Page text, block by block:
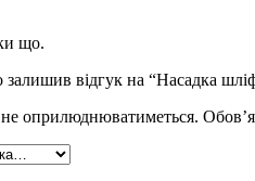
що.
відгук на “Насадка
оприлюднюватиметься.